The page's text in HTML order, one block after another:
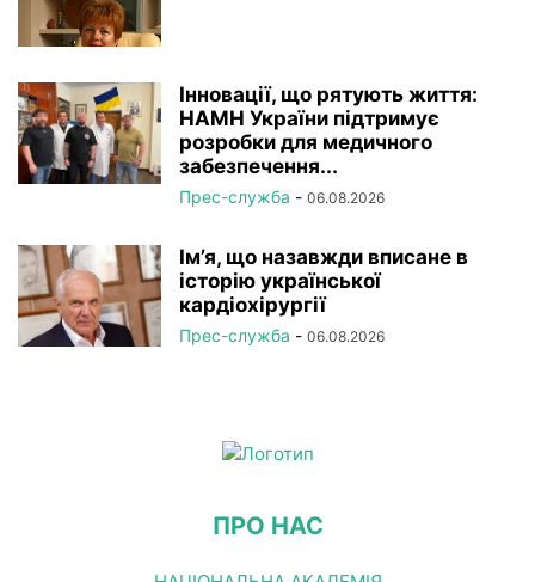
Інновації, що рятують життя:
НАМН України підтримує
розробки для медичного
забезпечення...
Прес-служба - 06.08.2026
Ім’я, що назавжди вписане в
історію української
кардіохірургії
Прес-служба - 06.08.2026
ПРО НАС